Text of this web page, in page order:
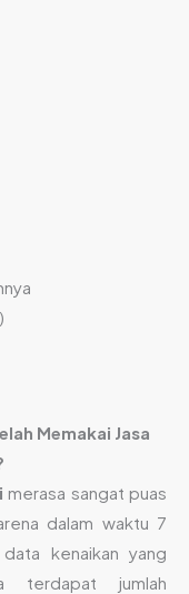
Memakai Jasa
merasa sangat puas
dalam waktu 7
kenaikan yang
terdapat jumlah